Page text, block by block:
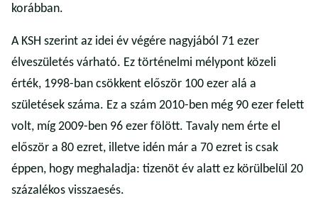
korábban.
A KSH szerint az idei év végére nagyjából 71 ezer
élveszületés várható. Ez történelmi mélypont közeli
érték, 1998-ban csökkent először 100 ezer alá a
születések száma. Ez a szám 2010-ben még 90 ezer felett
volt, míg 2009-ben 96 ezer fölött. Tavaly nem érte el
először a 80 ezret, illetve idén már a 70 ezret is csak
éppen, hogy meghaladja: tizenöt év alatt ez körülbelül 20
százalékos visszaesés.